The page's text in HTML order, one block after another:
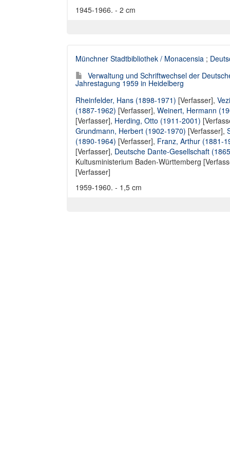
1945-1966. - 2 cm
Münchner Stadtbibliothek / Monacensia ;
Verwaltung und Schriftwechsel der
Jahrestagung 1959 in Heidelberg
Rheinfelder, Hans (1898-1971) [Verfasser],
(1887-1962) [Verfasser], Weinert, Hermann
[Verfasser], Herding, Otto (1911-2001)
Grundmann, Herbert (1902-1970) [Verfasser],
(1890-1964) [Verfasser], Franz, Arthur (1881-
[Verfasser], Deutsche Dante-Gesellschaft
Kultusministerium Baden-Württemberg
[Verfasser]
1959-1960. - 1,5 cm